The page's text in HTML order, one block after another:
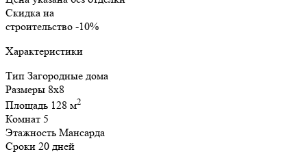
Скидка на
строительство -10%
Характеристики
Тип Загородные дома
Размеры 8x8
Площадь 128 м2
Комнат 5
Этажность Мансарда
Сроки 20 дней